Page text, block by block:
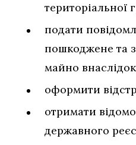
територіальної
подати
пошкоджене та
майно
оформити
отримати
державного